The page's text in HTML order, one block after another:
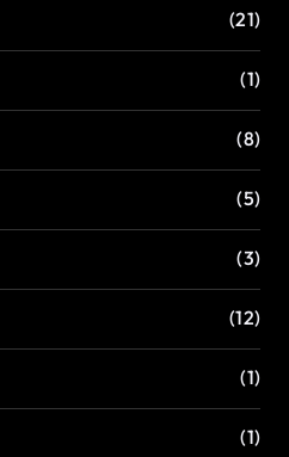
(21)
(1)
(8)
(5)
(3)
(12)
(1)
(1)